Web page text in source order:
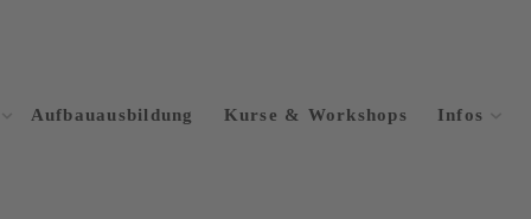
Aufbauausbildung Kurse & Workshops Infos